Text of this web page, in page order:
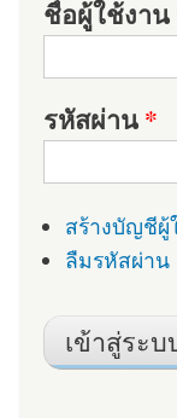
ชื่อผู้ใช้งาน
รหัสผ่าน*
สร้างบัญชีผู้
ลืมรหัสผ่าน